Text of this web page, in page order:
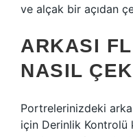
ve alçak bir açıdan
ARKASI
NASIL
Portrelerinizdeki arka
için Derinlik Kontrolü